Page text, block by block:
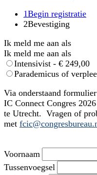
1Begin registratie
2Bevestiging
Ik meld me aan als
Ik meld me aan als
Intensivist - € 249,00
Parademicus of
Via onderstaand
IC Connect Congres
te Utrecht. Vragen of
met
Voornaam
Tussenvoegsel